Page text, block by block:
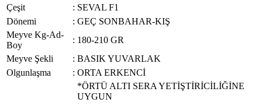
Çeşit
: SEVAL F1
Dönemi
: GEÇ SONBAHAR-KIŞ
Meyve Kg-Ad-
Boy
: 180-210 GR
Meyve Şekli
: BASIK YUVARLAK
Olgunlaşma
: ORTA ERKENCİ
*ÖRTÜ ALTI SERA YETİŞTİRİCİLİĞİNE
UYGUN